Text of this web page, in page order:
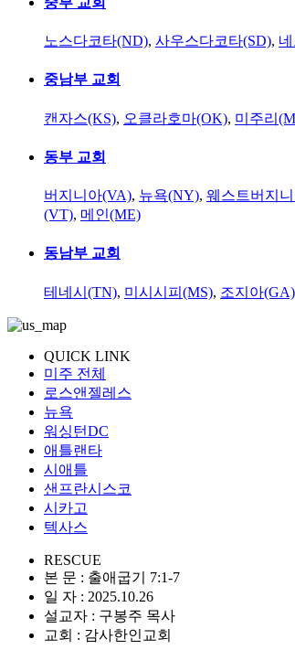
노스다코타(ND), 사우스다코타(SD),
중남부 교회
캔자스(KS), 오클라호마(OK), 미주리
동부 교회
버지니아(VA), 뉴욕(NY), 웨스트버지
(VT), 메인(ME)
동남부 교회
테네시(TN), 미시시피(MS), 조지아(GA)
QUICK LINK
미주 전체
로스앤젤레스
뉴욕
워싱턴DC
애틀랜타
시애틀
샌프란시스코
시카고
텍사스
RESCUE
본 문 : 출애굽기 7:1-7
일 자 : 2025.10.26
설교자 : 구봉주 목사
교회 : 감사한인교회